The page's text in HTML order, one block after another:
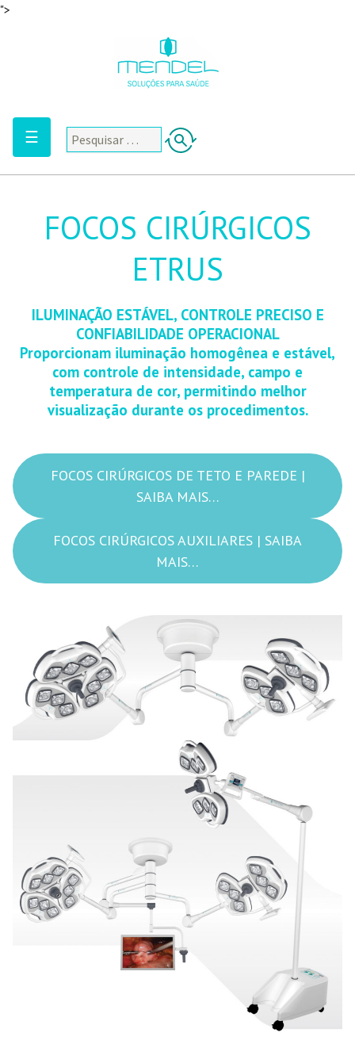
">
☰
FOCOS CIRÚRGICOS
ETRUS
ILUMINAÇÃO ESTÁVEL, CONTROLE PRECISO E
CONFIABILIDADE OPERACIONAL
Proporcionam iluminação homogênea e estável,
com controle de intensidade, campo e
temperatura de cor, permitindo melhor
visualização durante os procedimentos.
FOCOS CIRÚRGICOS DE TETO E PAREDE |
SAIBA MAIS…
FOCOS CIRÚRGICOS AUXILIARES | SAIBA
MAIS…